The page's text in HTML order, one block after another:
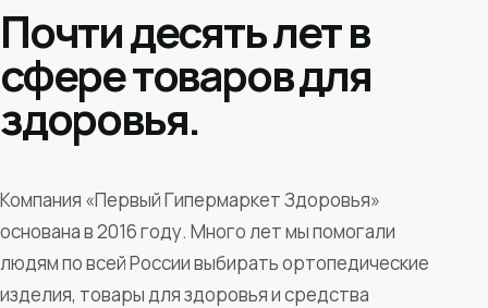
Почти десять лет в
сфере товаров для
здоровья.
Компания «Первый Гипермаркет Здоровья»
основана в 2016 году. Много лет мы помогали
людям по всей России выбирать ортопедические
изделия, товары для здоровья и средства